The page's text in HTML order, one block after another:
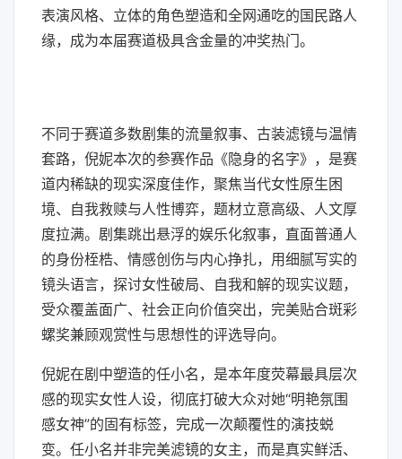
表演风格、立体的角色塑造和全网通吃的国民路人
缘，成为本届赛道极具含金量的冲奖热门。
不同于赛道多数剧集的流量叙事、古装滤镜与温情
套路，倪妮本次的参赛作品《隐身的名字》，是赛
道内稀缺的现实深度佳作，聚焦当代女性原生困
境、自我救赎与人性博弈，题材立意高级、人文厚
度拉满。剧集跳出悬浮的娱乐化叙事，直面普通人
的身份桎梏、情感创伤与内心挣扎，用细腻写实的
镜头语言，探讨女性破局、自我和解的现实议题，
受众覆盖面广、社会正向价值突出，完美贴合斑彩
螺奖兼顾观赏性与思想性的评选导向。
倪妮在剧中塑造的任小名，是本年度荧幕最具层次
感的现实女性人设，彻底打破大众对她“明艳氛围
感女神”的固有标签，完成一次颠覆性的演技蜕
变。任小名并非完美滤镜的女主，而是真实鲜活、